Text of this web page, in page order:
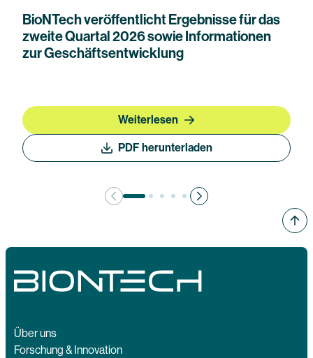
BioNTech veröffentlicht Ergebnisse für das
zweite Quartal 2026 sowie Informationen
zur Geschäftsentwicklung
Weiterlesen
PDF herunterladen
Über uns
Forschung & Innovation